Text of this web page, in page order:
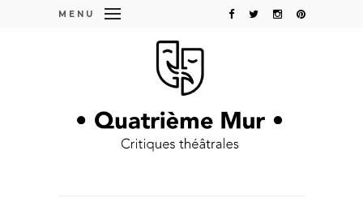
MENU